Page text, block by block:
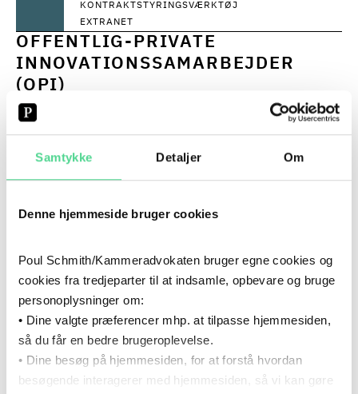
Samtykke Detaljer Om
Denne hjemmeside bruger cookies
Poul Schmith/Kammeradvokaten bruger egne cookies og
cookies fra tredjeparter til at indsamle, opbevare og bruge
personoplysninger om:
• Dine valgte præferencer mhp. at tilpasse hjemmesiden,
så du får en bedre brugeroplevelse.
• Dine besøg på hjemmesiden, for at forstå hvordan
besøgende interagerer med hjemmesiden, så vi kan gøre
KONTRAKTSTYRINGSVÆRKTØJ
EXTRANET
OFFENTLIG-PRIVATE
INNOVATIONSSAMARBEJDER
(OPI)
Vi bistår løbende ved etablering af
og kommerciel fornuftig proces samt et kommercielt
gennemtænkt aftalegrundlag. Vi bistår med indgåelse af
udbudsretlige og statsstøtteretlige løsningsmodeller.
Udviklingssamarbejder kan gennemføres på forskellige
måder alt efter parternes formål med samarbejdet,
herunder bl.a. som OPI-aftaler eller som
innovationspartnerskaber. Det er vigtigt at foretage et
rigtigt valg af samarbejdsmodel, da dette har afgørende
betydning for den retlige regulering og for det